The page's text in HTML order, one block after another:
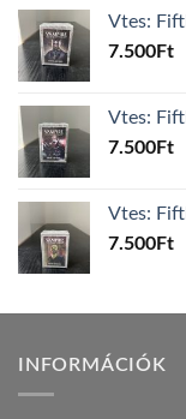
Vtes:
7.500Ft
Vtes:
7.500Ft
Vtes:
7.500Ft
INFORMÁCIÓK